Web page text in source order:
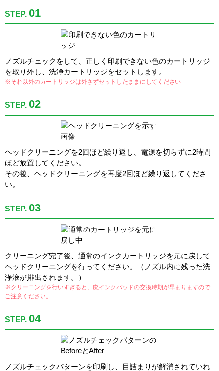
STEP. 01
ノズルチェックをして、正しく印刷できない色のカートリッジ
を取り外し、洗浄カートリッジをセットします。
※それ以外のカートリッジは外さずセットしたままにしてください
STEP. 02
ヘッドクリーニングを2回ほど繰り返し、電源を切らずに2時間
ほど放置してください。
その後、ヘッドクリーニングを再度2回ほど繰り返してくださ
い。
STEP. 03
クリーニング完了後、通常のインクカートリッジを元に戻して
ヘッドクリーニングを行ってください。（ノズル内に残った洗
浄液が排出されます。）
※クリーニングを行いすぎると、廃インクパッドの交換時期が早まりますので
ご注意ください。
STEP. 04
ノズルチェックパターンを印刷し、目詰まりが解消されていれ